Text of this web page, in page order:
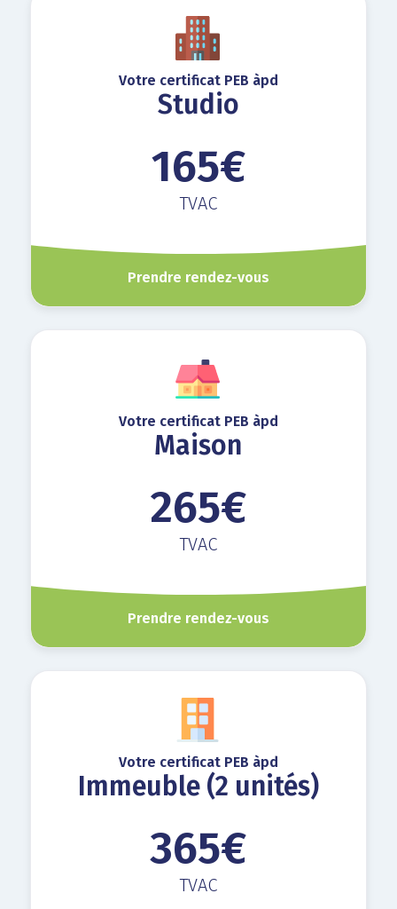
Votre certificat PEB àpd
Studio
165€
TVAC
Prendre rendez-vous
Votre certificat PEB àpd
Maison
265€
TVAC
Prendre rendez-vous
Votre certificat PEB àpd
Immeuble (2 unités)
365€
TVAC